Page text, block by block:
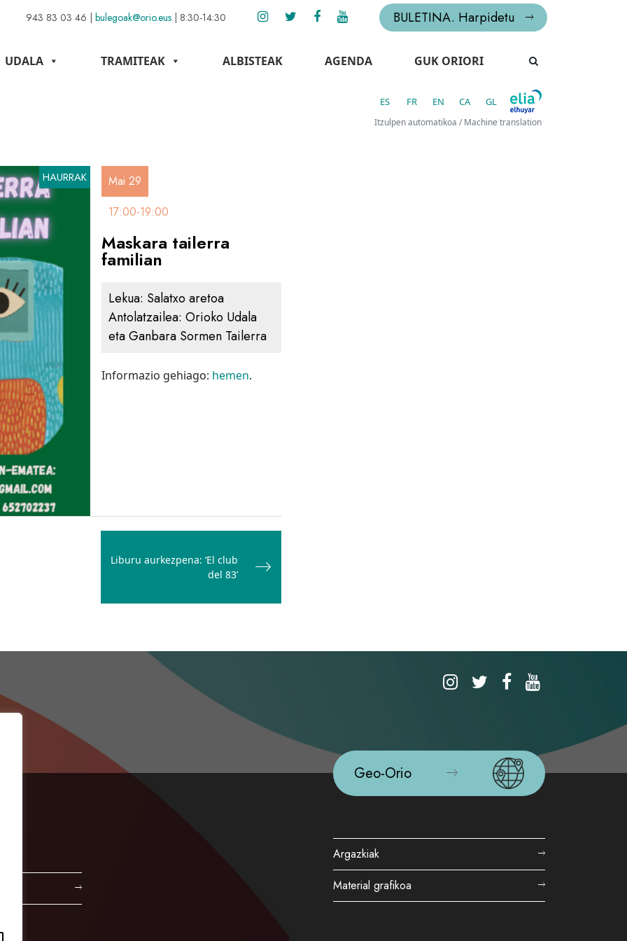
943 83 03 46 | bulegoak@orio.eus | 8:30-14:30 BULETINA. Harpidetu
UDALA TRAMITEAK ALBISTEAK AGENDA GUK ORIORI
ES FR EN CA GL
Itzulpen automatikoa / Machine translation
HAURRAK
Mai 29
17:00-19:00
Maskara tailerra
familian
Lekua: Salatxo aretoa
Antolatzailea: Orioko Udala
eta Ganbara Sormen Tailerra
Informazio gehiago: hemen.
Liburu aurkezpena: ‘El club
del 83’
Geo-Orio
Argazkiak
Material grafikoa